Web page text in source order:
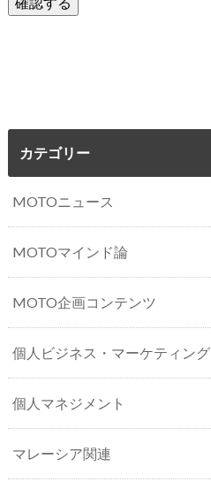
カテゴリー
MOTOニュース
MOTOマインド論
MOTO企画コンテンツ
個人ビジネス・マーケティング
個人マネジメント
マレーシア関連